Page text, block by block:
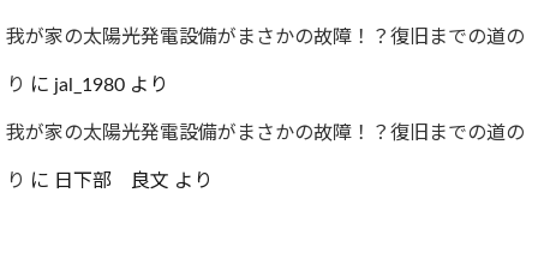
我が家の太陽光発電設備がまさかの故障！？復旧までの道の
り に jal_1980 より
我が家の太陽光発電設備がまさかの故障！？復旧までの道の
り に 日下部 良文 より